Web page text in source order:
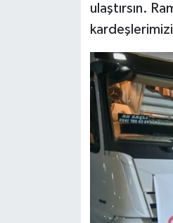
ulaştırsın.